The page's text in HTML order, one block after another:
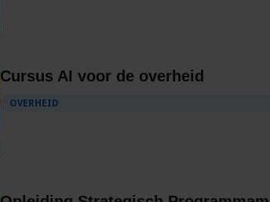
Cursus AI voor de overheid
OVERHEID